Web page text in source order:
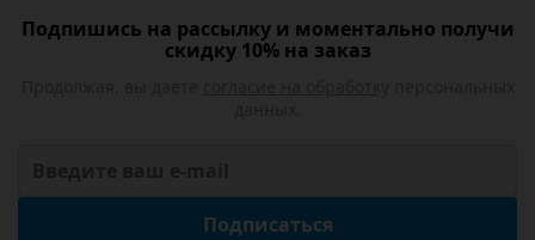
Подпишись на рассылку и моментально получи
скидку 10% на заказ
Подписаться